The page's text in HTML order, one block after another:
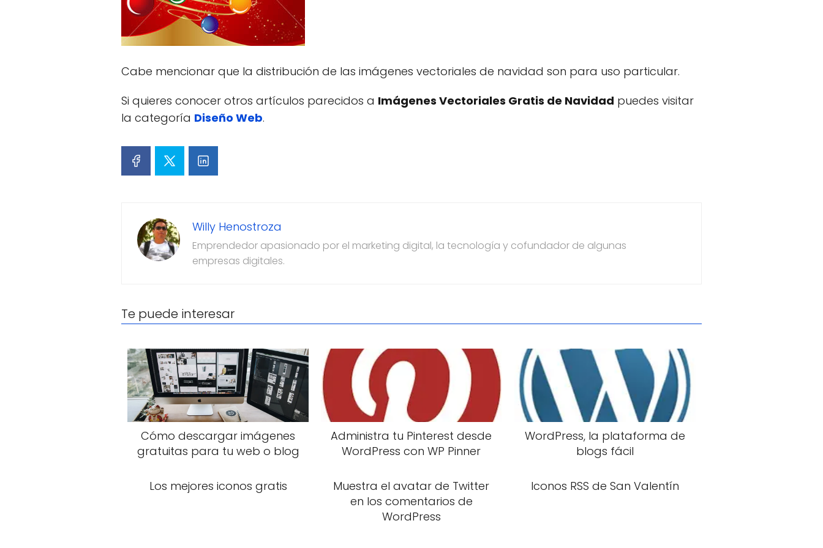
Cabe mencionar que la distribución de las imágenes vectoriales de navidad son para uso particular.
Si quieres conocer otros artículos parecidos a Imágenes Vectoriales Gratis de Navidad puedes visitar
la categoría Diseño Web.
Willy Henostroza
Emprendedor apasionado por el marketing digital, la tecnología y cofundador de algunas
empresas digitales.
Te puede interesar
Cómo descargar imágenes
gratuitas para tu web o blog
Administra tu Pinterest desde
WordPress con WP Pinner
WordPress, la plataforma de
blogs fácil
Los mejores iconos gratis
Muestra el avatar de Twitter
en los comentarios de
WordPress
Iconos RSS de San Valentín